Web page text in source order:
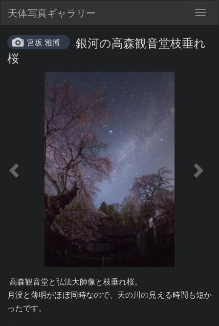
天体写真ギャラリー
宮坂 雅博
銀河の高森観音堂枝垂れ
桜
月没と薄明がほぼ同時なので、天の川の見える時間も短か
ったです。